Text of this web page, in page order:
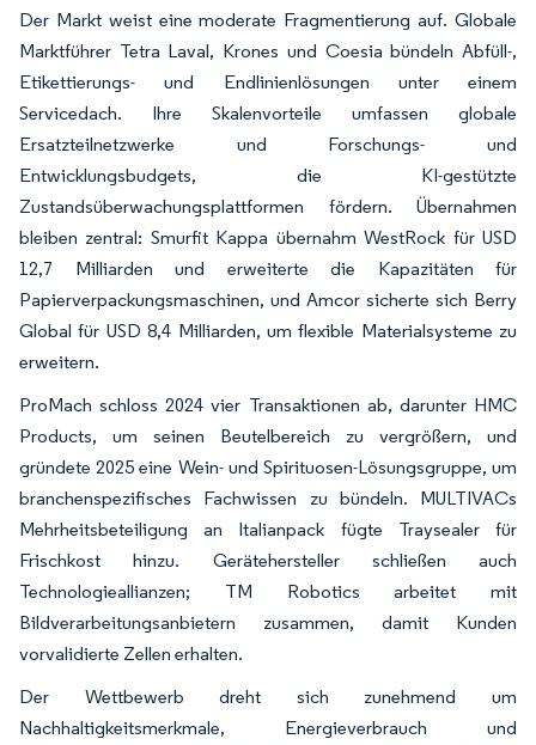
Der Markt weist eine moderate Fragmentierung auf. Globale
Marktführer Tetra Laval, Krones und Coesia bündeln Abfüll-,
Etikettierungs- und Endlinienlösungen unter einem
Servicedach. Ihre Skalenvorteile umfassen globale
Ersatzteilnetzwerke und Forschungs- und
Entwicklungsbudgets, die KI-gestützte
Zustandsüberwachungsplattformen fördern. Übernahmen
bleiben zentral: Smurfit Kappa übernahm WestRock für USD
12,7 Milliarden und erweiterte die Kapazitäten für
Papierverpackungsmaschinen, und Amcor sicherte sich Berry
Global für USD 8,4 Milliarden, um flexible Materialsysteme zu
erweitern.
ProMach schloss 2024 vier Transaktionen ab, darunter HMC
Products, um seinen Beutelbereich zu vergrößern, und
gründete 2025 eine Wein- und Spirituosen-Lösungsgruppe, um
branchenspezifisches Fachwissen zu bündeln. MULTIVACs
Mehrheitsbeteiligung an Italianpack fügte Traysealer für
Frischkost hinzu. Gerätehersteller schließen auch
Technologieallianzen; TM Robotics arbeitet mit
Bildverarbeitungsanbietern zusammen, damit Kunden
vorvalidierte Zellen erhalten.
Der Wettbewerb dreht sich zunehmend um
Nachhaltigkeitsmerkmale, Energieverbrauch und